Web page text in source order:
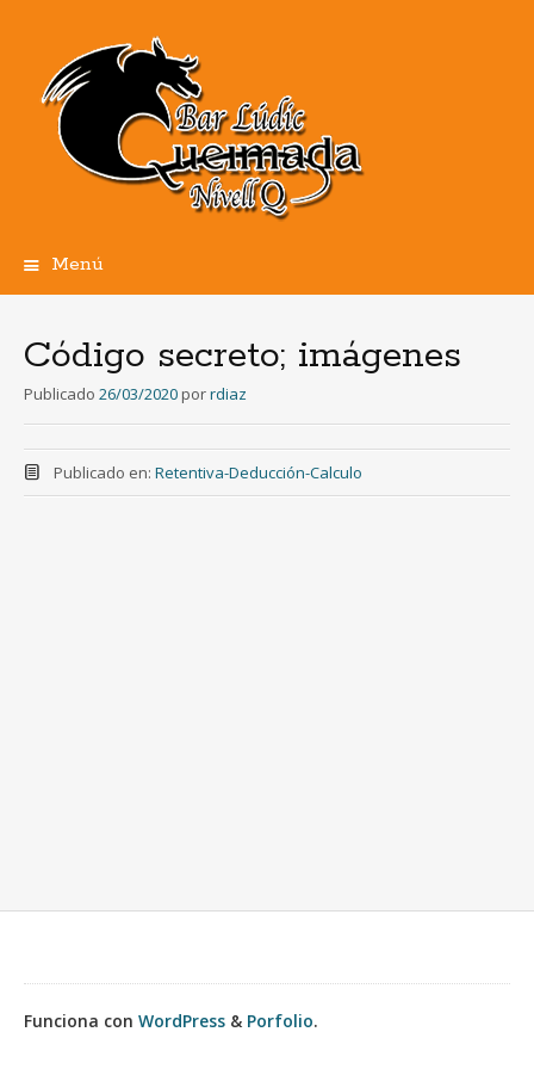
Menú
contenido
Código secreto; imágenes
Publicado 26/03/2020 porrdiaz
Publicado en: Retentiva-Deducción-Calculo
Funciona con WordPress & Porfolio.